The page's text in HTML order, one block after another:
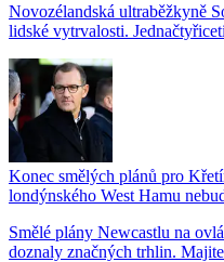
Novozélandská ultraběžkyně
lidské vytrvalosti.
Konec smělých plánů pro
londýnského West Hamu
Smělé plány Newcastlu na
doznaly značných trhlin.